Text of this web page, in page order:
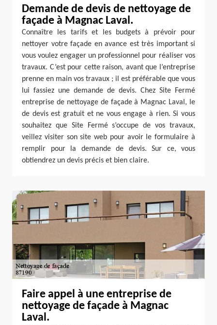
Demande de devis de nettoyage de
façade à Magnac Laval.
Connaître les tarifs et les budgets à prévoir pour
nettoyer votre façade en avance est très important si
vous voulez engager un professionnel pour réaliser vos
travaux. C’est pour cette raison, avant que l’entreprise
prenne en main vos travaux ; il est préférable que vous
lui fassiez une demande de devis. Chez Site Fermé
entreprise de nettoyage de façade à Magnac Laval, le
de devis est gratuit et ne vous engage à rien. Si vous
souhaitez que Site Fermé s’occupe de vos travaux,
veillez visiter son site web pour avoir le formulaire à
remplir pour la demande de devis. Sur ce, vous
obtiendrez un devis précis et bien claire.
Faire appel à une entreprise de
nettoyage de façade à Magnac
Laval.